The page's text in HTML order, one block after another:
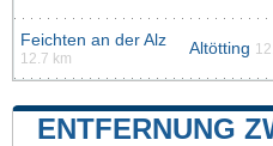
Feichten an der Alz
12.7 km
Altötting
ENTFERNUNG